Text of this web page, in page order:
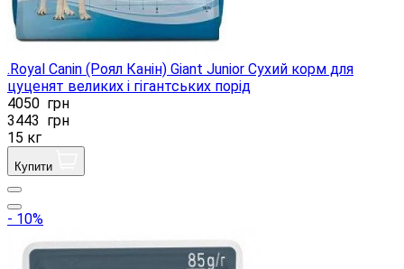
.Royal Canin (Роял Канін) Giant Junior Сухий корм для
цуценят великих і гігантських порід
4050 грн
3443 грн
15 кг
Купити
- 10%